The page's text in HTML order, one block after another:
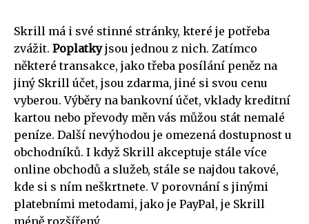
Skrill má i své stinné stránky, které je potřeba
zvážit. Poplatkyjsou jednou z nich. Zatímco
některé transakce, jako třeba posílání peněz na
jiný Skrill účet, jsou zdarma, jiné si svou cenu
vyberou. Výběry na bankovní účet, vklady kreditní
kartou nebo převody měn vás můžou stát nemalé
peníze. Další nevýhodou je omezená dostupnost u
obchodníků. I když Skrill akceptuje stále více
online obchodů a služeb, stále se najdou takové,
kde si s ním neškrtnete. V porovnání s jinými
platebními metodami, jako je PayPal, je Skrill
méně rozšířený.